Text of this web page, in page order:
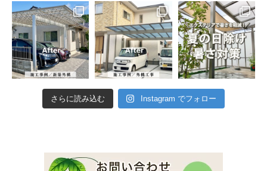
さらに読み込む Instagram でフォロー